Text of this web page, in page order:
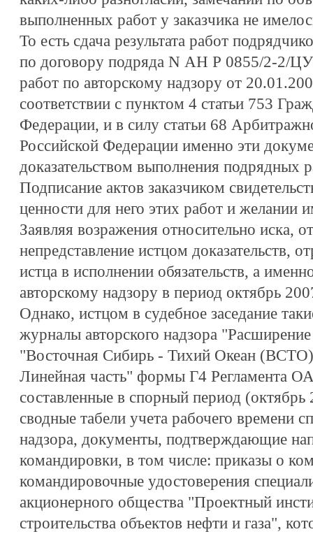
выполненных работ у заказчика не
То есть сдача результата работ
по договору подряда N АН Р 0855/2-2/
работ по авторскому надзору от
соответствии с пунктом 4 статьи 753
Федерации, и в силу статьи 68
Российской Федерации именно эти
доказательством выполнения подрядных
Подписание актов заказчиком
ценности для него этих работ и желании
Заявляя возражения относительно иска,
непредставление истцом доказательств,
истца в исполнении обязательств, а
авторскому надзору в период октябрь
Однако, истцом в судебное заседание
журналы авторского надзора
"Восточная Сибирь - Тихий Океан
Линейная часть" формы Г4 Регламента
составленные в спорный период (октябрь
сводные табели учета рабочего времени
надзора, документы, подтверждающие
командировки, в том числе: приказы о
командировочные удостоверения
акционерного общества "Проектный
строительства объектов нефти и газа",